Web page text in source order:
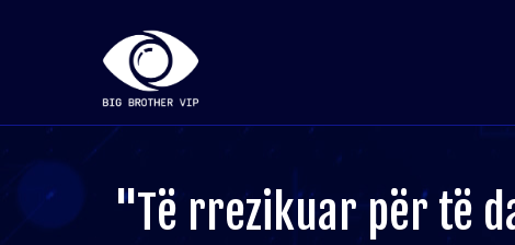
"Të rrezikuar për të